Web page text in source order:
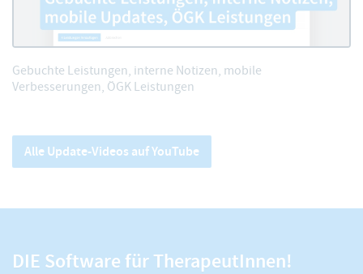
Gebuchte Leistungen, interne Notizen, mobile
Verbesserungen, ÖGK Leistungen
Alle Update-Videos auf YouTube
DIE Software für TherapeutInnen!